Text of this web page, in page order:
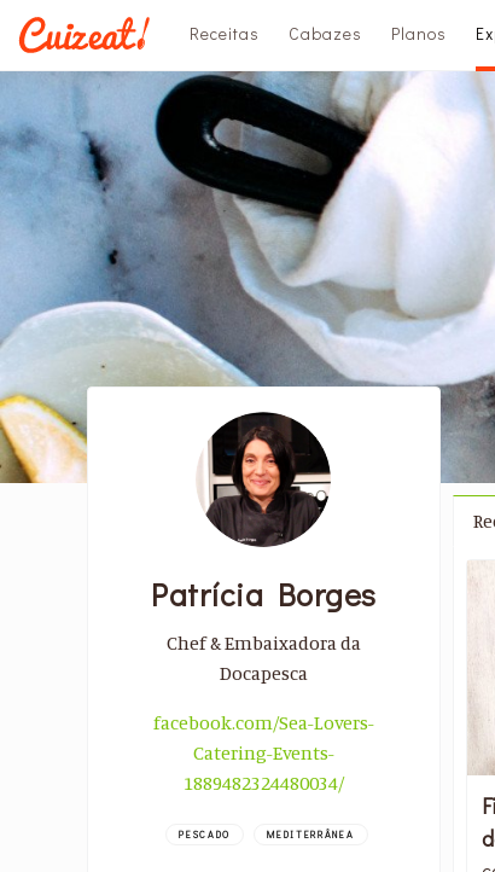
Receitas Cabazes Planos
Patrícia Borges
Chef & Embaixadora da
Docapesca
facebook.com/Sea-Lovers-
Catering-Events-
1889482324480034/
PESCADO MEDITERRÂNEA